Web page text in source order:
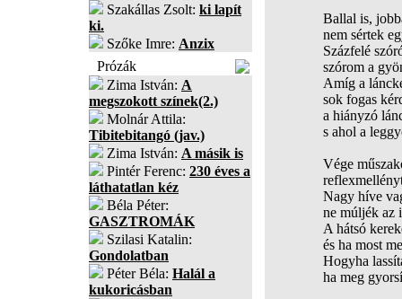
Szakállas Zsolt: ki lapít
ki.
Szőke Imre: Anzix
Prózák
Zima István: A
megszokott színek(2.)
Molnár Attila:
Tibitebitangó (jav.)
Zima István: A másik is
Pintér Ferenc: 230 éves a
láthatatlan kéz
Béla Péter:
GASZTROMÁK
Szilasi Katalin:
Gondolatban
Péter Béla: Halál a
kukoricásban
Ballal is,
nem sértek
Százfelé
szórom a
Amíg a
sok fogas
a hiányzó
s ahol a
Vége
Nagy híve
ne múljék az
A hátsó
és ha most
Hogyha
ha meg